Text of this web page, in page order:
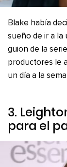
Blake había
sueño de ir a la
guion de la
productores le
un día a la
3.
para el